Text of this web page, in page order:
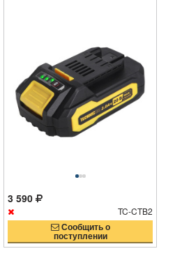
3 590
TC-CTB2
Сообщить о
поступлении